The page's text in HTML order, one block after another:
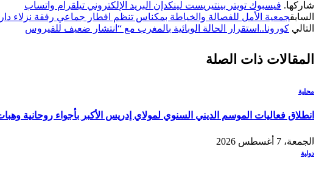
شاركها. فيسبوك تويتر بينتيريست لينكدإن البريد الإلكتروني تيلقرام واتساب
السابقجمعية الأمل للفصالة والخياطة بمكناس تنظم افطار جماعي رفقة نزﻻء
التالي كورونا..استقرار الحالة الوبائية بالمغرب مع “انتشار ضعيف للفيروس
المقالات ذات الصلة
محلية
انطلاق فعاليات الموسم الديني السنوي لمولاي إدريس الأكبر بأجواء روحانية
الجمعة، 7 أغسطس 2026
دولية